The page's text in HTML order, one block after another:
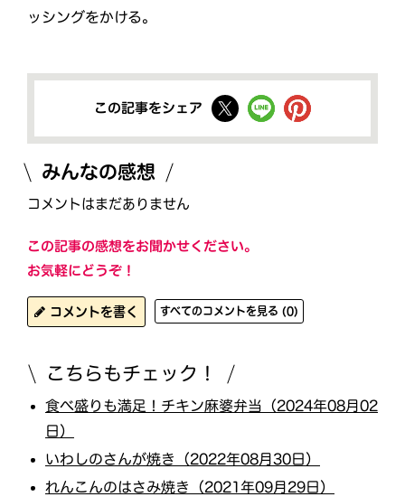
ッシングをかける。
この記事をシェア
みんなの感想
コメントはまだありません
この記事の感想をお聞かせください。
お気軽にどうぞ！
コメントを書く すべてのコメントを見る (0)
こちらもチェック！
食べ盛りも満足！チキン麻婆弁当（2024年08月02
日）
いわしのさんが焼き（2022年08月30日）
れんこんのはさみ焼き（2021年09月29日）